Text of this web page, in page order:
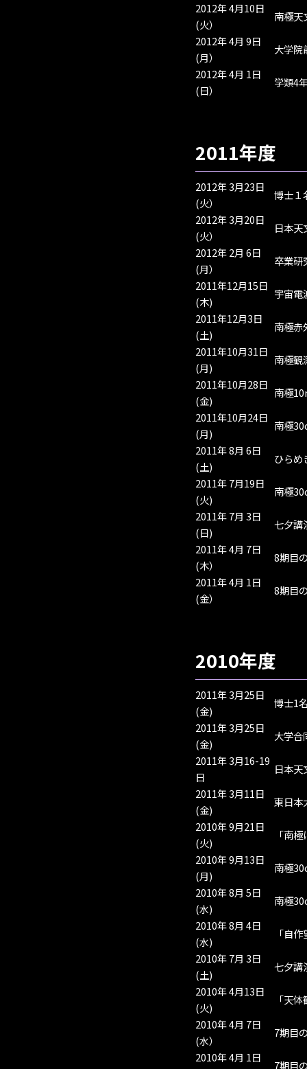
2012年 4月10日
(火）
南極天
2012年 4月 9日
(月）
大学院
2012年 4月 1日
(日）
学類4
2011年度
2012年 3月23日
(火）
博士１
2012年 3月20日
(火）
日本天
2012年 2月 6日
(月）
卒業研
2011年12月15日
(木)
宇宙電
2011年12月3日
(土)
南極赤
2011年10月31日
(月)
南極観
2011年10月28日
(金)
南極
2011年10月24日
(月)
南極
2011年 8月 6日
(土)
ひらめ
2011年 7月19日
(火)
南極
2011年 7月 3日
(日)
七夕講
2011年 4月 7日
(木）
8期目
2011年 4月 1日
(金）
8期目
2010年度
2011年 3月25日
(金)
博士1
2011年 3月25日
(金)
大学合
2011年 3月16-19
日
日本天
2011年 3月11日
(金)
東日本
2010年 9月21日
(火)
「南
2010年 9月13日
(月)
南極
2010年 8月 5日
(水)
南極
2010年 8月 4日
(水)
「自
2010年 7月 3日
(土)
七夕講
2010年 4月13日
(火)
「天
2010年 4月 7日
(水）
7期目
2010年 4月 1日
7期目